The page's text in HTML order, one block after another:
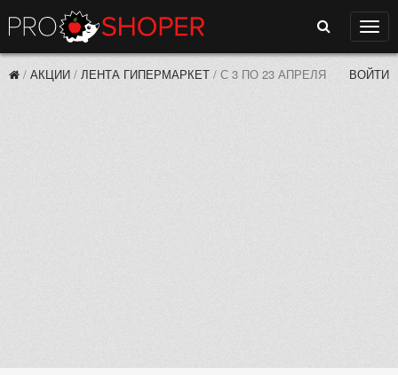
Поиск
/ АКЦИИ / ЛЕНТА ГИПЕРМАРКЕТ / С 3 ПО 23 АПРЕЛЯ ВОЙТИ